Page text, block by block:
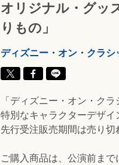
オリジナル・グッ
りもの」
ディズニー・オン・クラ
「ディズニー・オン・ク
特別なキャラクターデザイ
先行受注販売期間は売り
ご購入商品は、公演前ま